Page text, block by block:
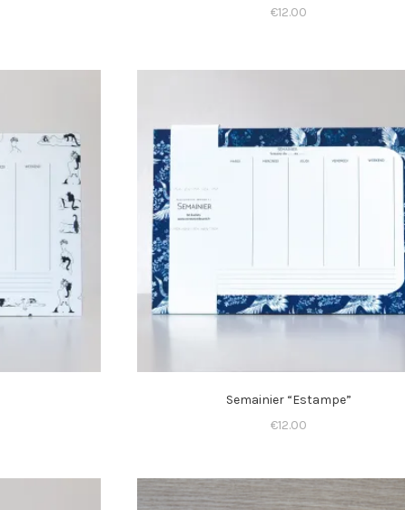
€12.00
Semainier “Estampe”
€12.00